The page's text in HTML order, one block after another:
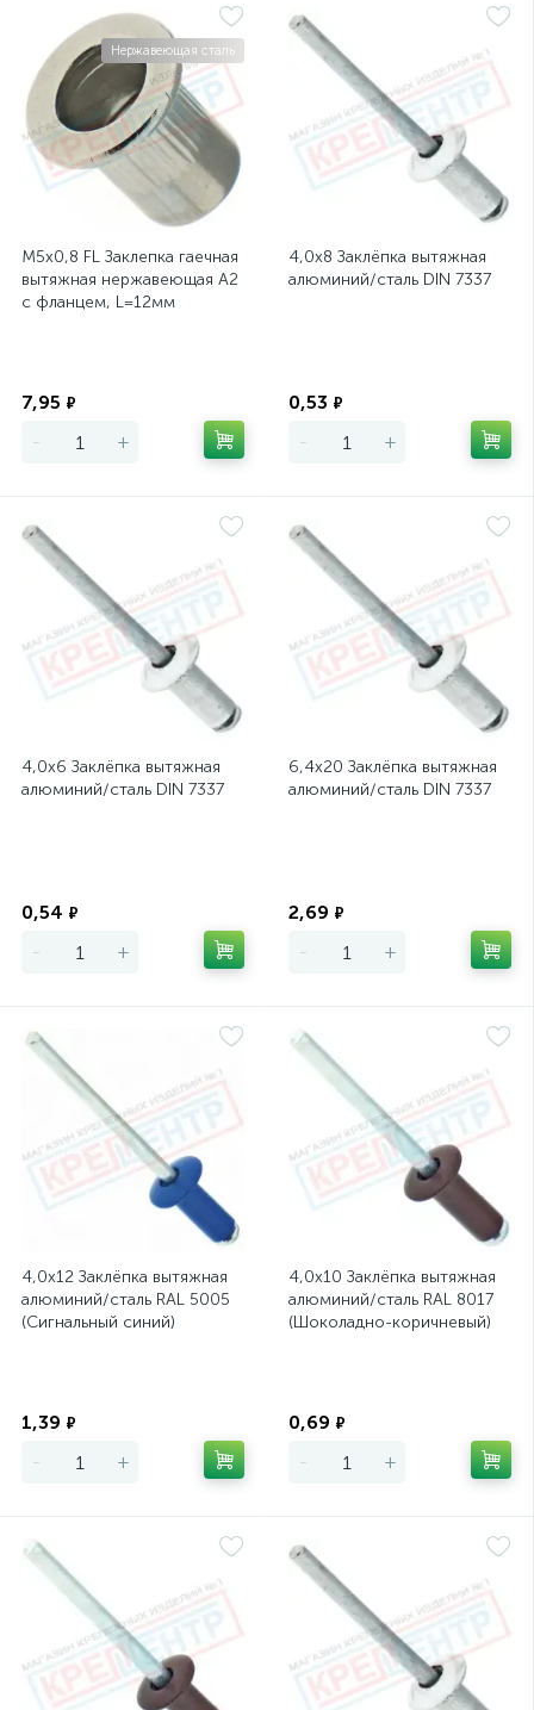
Нержавеющая сталь
М5х0,8 FL Заклепка гаечная
вытяжная нержавеющая А2
с фланцем, L=12мм
7,95 ₽
- +
4,0х8 Заклёпка вытяжная
алюминий/сталь DIN 7337
0,53 ₽
- +
4,0х6 Заклёпка вытяжная
алюминий/сталь DIN 7337
0,54 ₽
- +
6,4х20 Заклёпка вытяжная
алюминий/сталь DIN 7337
2,69 ₽
- +
4,0х12 Заклёпка вытяжная
алюминий/сталь RAL 5005
(Сигнальный синий)
1,39 ₽
- +
4,0х10 Заклёпка вытяжная
алюминий/сталь RAL 8017
(Шоколадно-коричневый)
0,69 ₽
- +